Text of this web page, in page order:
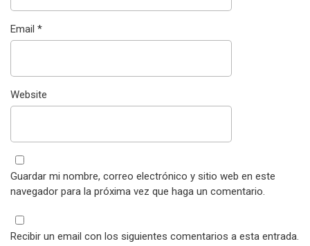
Email *
Website
Guardar mi nombre, correo electrónico y sitio web en este
navegador para la próxima vez que haga un comentario.
Recibir un email con los siguientes comentarios a esta entrada.